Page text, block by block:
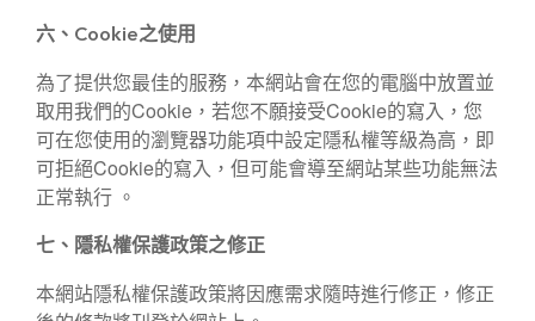
六、Cookie之使用
為了提供您最佳的服務，本網站會在您的電腦中放置並
取用我們的Cookie，若您不願接受Cookie的寫入，您
可在您使用的瀏覽器功能項中設定隱私權等級為高，即
可拒絕Cookie的寫入，但可能會導至網站某些功能無法
正常執行 。
七、隱私權保護政策之修正
本網站隱私權保護政策將因應需求隨時進行修正，修正